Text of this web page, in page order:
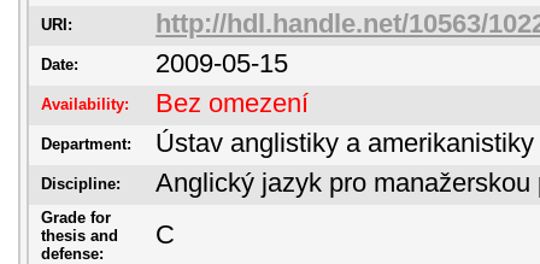
URI: http://hdl.handle.net/10563/
Date: 2009-05-15
Availability: Bez omezení
Department: Ústav anglistiky a amerikanistiky
Discipline: Anglický jazyk pro manažerskou
Grade for
thesis and
defense:
C